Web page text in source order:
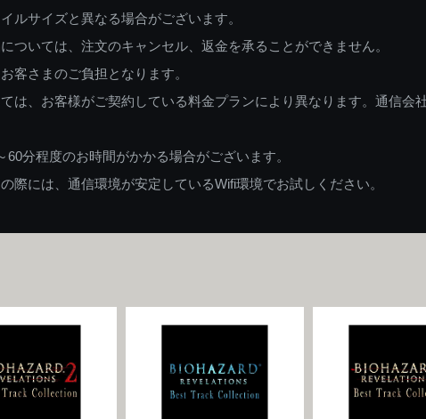
ルサイズと異なる場合がございます。
ついては、注文のキャンセル、返金を承ることができません。
客さまのご負担となります。
は、お客様がご契約している料金プランにより異なります。通信会
分程度のお時間がかかる場合がございます。
には、通信環境が安定しているWifi環境でお試しください。